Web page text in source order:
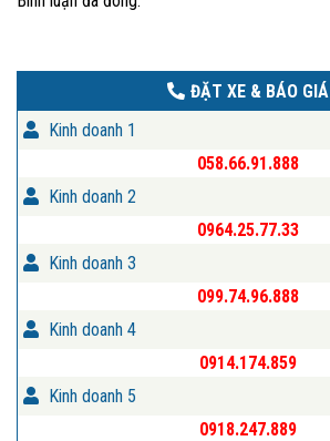
ĐẶT XE & BÁO GIÁ
Kinh doanh 1
058.66.91.888
Kinh doanh 2
0964.25.77.33
Kinh doanh 3
099.74.96.888
Kinh doanh 4
0914.174.859
Kinh doanh 5
0918.247.889